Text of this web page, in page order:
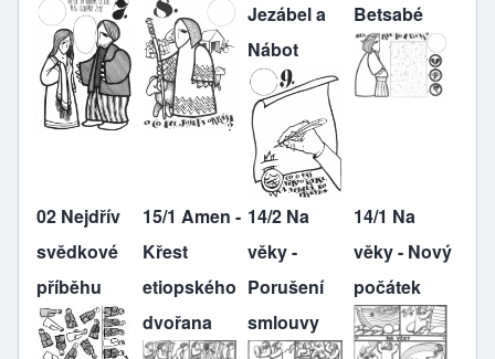
Jezábel a
Nábot
Betsabé
02 Nejdřív
svědkové
příběhu
15/1 Amen -
Křest
etiopského
dvořana
14/2 Na
věky -
Porušení
smlouvy
14/1 Na
věky - Nový
počátek